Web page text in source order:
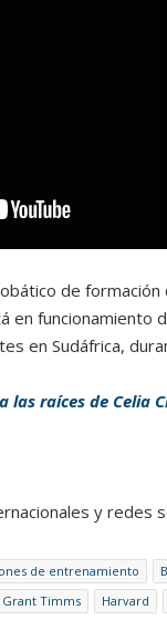
de formación
en funcionamiento
en Sudáfrica,
las raíces de Celia
y redes
de entrenamiento
Grant Timms Harvard